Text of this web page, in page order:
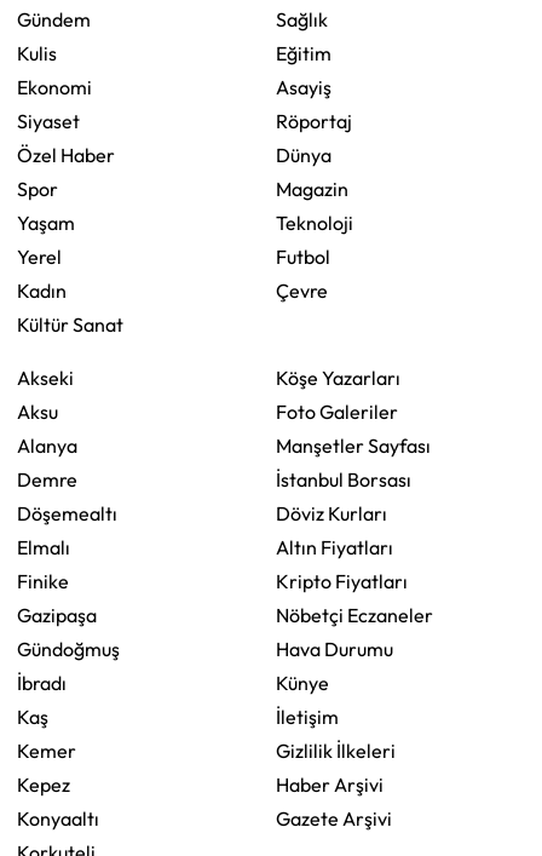
Gündem
Kulis
Ekonomi
Siyaset
Özel Haber
Spor
Yaşam
Yerel
Kadın
Kültür Sanat
Sağlık
Eğitim
Asayiş
Röportaj
Dünya
Magazin
Teknoloji
Futbol
Çevre
Akseki
Aksu
Alanya
Demre
Döşemealtı
Elmalı
Finike
Gazipaşa
Gündoğmuş
İbradı
Kaş
Kemer
Kepez
Konyaaltı
Köşe Yazarları
Foto Galeriler
Manşetler Sayfası
İstanbul Borsası
Döviz Kurları
Altın Fiyatları
Kripto Fiyatları
Nöbetçi Eczaneler
Hava Durumu
Künye
İletişim
Gizlilik İlkeleri
Haber Arşivi
Gazete Arşivi